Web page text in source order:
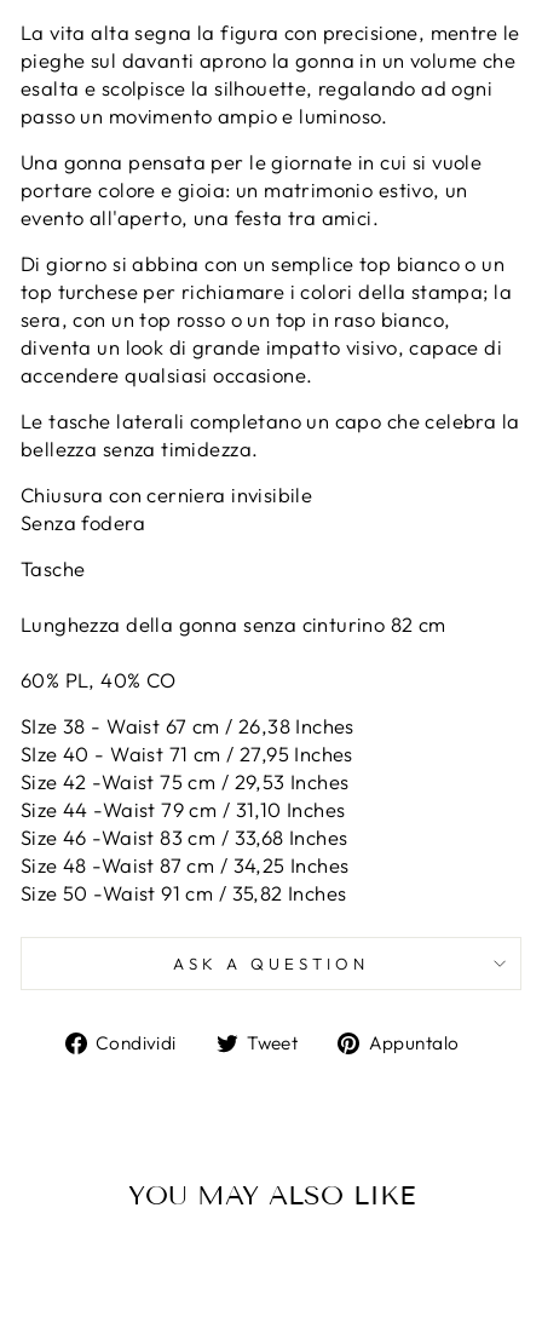
La vita alta segna la figura con precisione, mentre le
pieghe sul davanti aprono la gonna in un volume che
esalta e scolpisce la silhouette, regalando ad ogni
passo un movimento ampio e luminoso.
Una gonna pensata per le giornate in cui si vuole
portare colore e gioia: un matrimonio estivo, un
evento all'aperto, una festa tra amici.
Di giorno si abbina con un semplice top bianco o un
top turchese per richiamare i colori della stampa; la
sera, con un top rosso o un top in raso bianco,
diventa un look di grande impatto visivo, capace di
accendere qualsiasi occasione.
Le tasche laterali completano un capo che celebra la
bellezza senza timidezza.
Chiusura con cerniera invisibile
Senza fodera
Tasche
Lunghezza della gonna senza cinturino 82 cm
60% PL, 40% CO
SIze 38 - Waist 67 cm / 26,38 Inches
SIze 40 - Waist 71 cm / 27,95 Inches
Size 42 -Waist 75 cm / 29,53 Inches
Size 44 -Waist 79 cm / 31,10 Inches
Size 46 -Waist 83 cm / 33,68 Inches
Size 48 -Waist 87 cm / 34,25 Inches
Size 50 -Waist 91 cm / 35,82 Inches
ASK A QUESTION
Condividi
Condividi
Tweet
TwittaAppuntalo
YOU MAY ALSO LIKE